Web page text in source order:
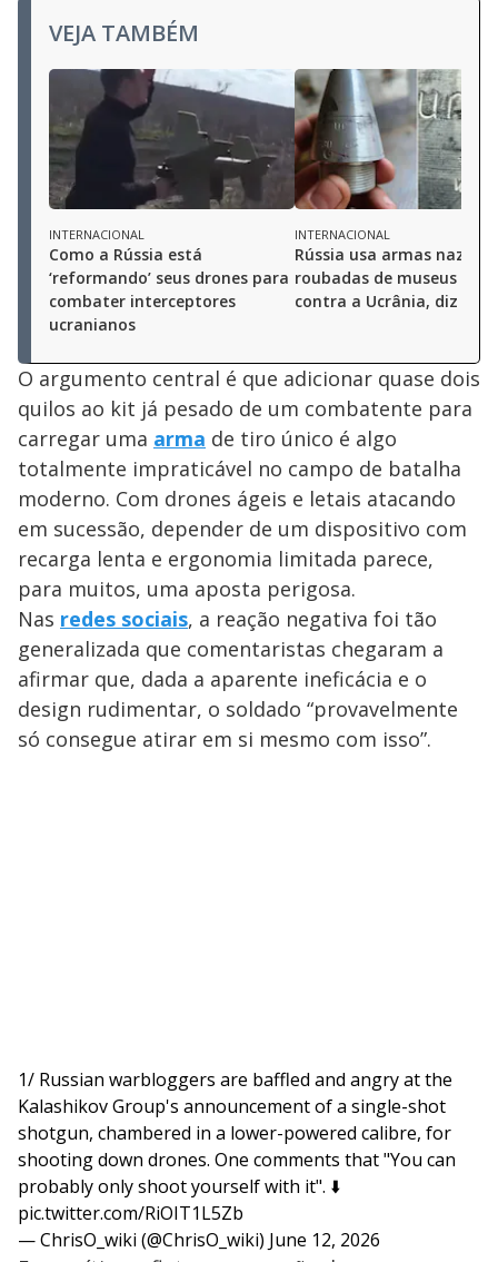
VEJA TAMBÉM
INTERNACIONAL
Como a Rússia está
‘reformando’ seus drones para
combater interceptores
ucranianos
INTERNACIONAL
Rússia usa armas
roubadas de museus na
contra a Ucrânia, diz
O argumento central é que adicionar quase dois
quilos ao kit já pesado de um combatente para
carregar uma arma de tiro único é algo
totalmente impraticável no campo de batalha
moderno. Com drones ágeis e letais atacando
em sucessão, depender de um dispositivo com
recarga lenta e ergonomia limitada parece,
para muitos, uma aposta perigosa.
Nas redes sociais, a reação negativa foi tão
generalizada que comentaristas chegaram a
afirmar que, dada a aparente ineficácia e o
design rudimentar, o soldado “provavelmente
só consegue atirar em si mesmo com isso”.
1/ Russian warbloggers are baffled and angry at the
Kalashikov Group's announcement of a single-shot
shotgun, chambered in a lower-powered calibre, for
shooting down drones. One comments that "You can
probably only shoot yourself with it". ⬇️
pic.twitter.com/RiOIT1L5Zb
— ChrisO_wiki (@ChrisO_wiki) June 12, 2026